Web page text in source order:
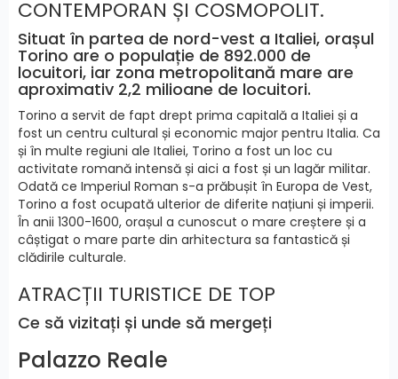
CONTEMPORAN ȘI COSMOPOLIT.
Situat în partea de nord-vest a Italiei, orașul
Torino are o populație de 892.000 de
locuitori, iar zona metropolitană mare are
aproximativ 2,2 milioane de locuitori.
Torino a servit de fapt drept prima capitală a Italiei și a
fost un centru cultural și economic major pentru Italia. Ca
și în multe regiuni ale Italiei, Torino a fost un loc cu
activitate romană intensă și aici a fost și un lagăr militar.
Odată ce Imperiul Roman s-a prăbușit în Europa de Vest,
Torino a fost ocupată ulterior de diferite națiuni și imperii.
În anii 1300-1600, orașul a cunoscut o mare creștere și a
câștigat o mare parte din arhitectura sa fantastică și
clădirile culturale.
ATRACȚII TURISTICE DE TOP
Ce să vizitați și unde să mergeți
Palazzo Reale